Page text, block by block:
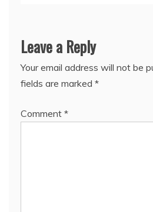
Leave a Reply
Your email address will not be
fields are marked *
Comment *